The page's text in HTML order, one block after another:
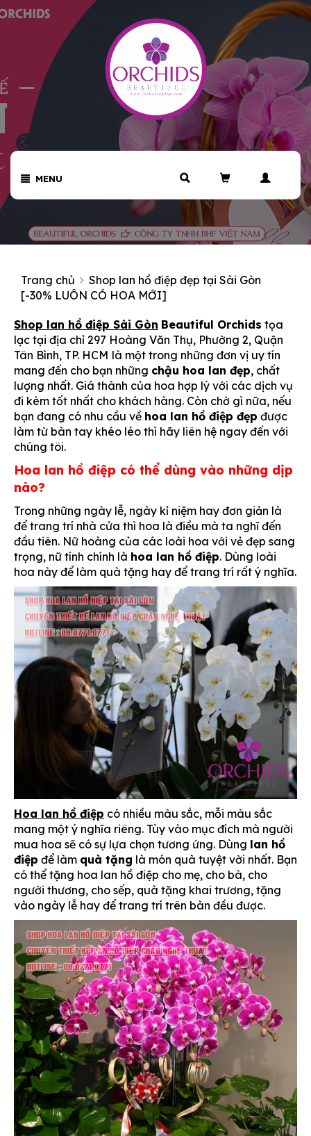
MENU
Trang chủ
Shop lan hồ điệp đẹp tại Sài Gòn
[-30% LUÔN CÓ HOA MỚI]
Shop lan hồ điệp Sài Gòn Beautiful Orchids tọa
lạc tại địa chỉ 297 Hoàng Văn Thụ, Phường 2, Quận
Tân Bình, TP. HCM là một trong những đơn vị uy tín
mang đến cho bạn những chậu hoa lan đẹp, chất
lượng nhất. Giá thành của hoa hợp lý với các dịch vụ
đi kèm tốt nhất cho khách hàng. Còn chờ gì nữa, nếu
bạn đang có nhu cầu về hoa lan hồ điệp đẹp được
làm từ bàn tay khéo léo thì hãy liên hệ ngay đến với
chúng tôi.
Hoa lan hồ điệp có thể dùng vào những dịp
nào?
Trong những ngày lễ, ngày kỉ niệm hay đơn giản là
để trang trí nhà cửa thì hoa là điều mà ta nghĩ đến
đầu tiên. Nữ hoàng của các loài hoa với vẻ đẹp sang
trọng, nữ tính chính là hoa lan hồ điệp. Dùng loài
hoa này để làm quà tặng hay để trang trí rất ý nghĩa.
Hoa lan hồ điệp có nhiều màu sắc, mỗi màu sắc
mang một ý nghĩa riêng. Tùy vào mục đích mà người
mua hoa sẽ có sự lựa chọn tương ứng. Dùng lan hồ
điệp để làm quà tặng là món quà tuyệt vời nhất. Bạn
có thể tặng hoa lan hồ điệp cho mẹ, cho bà, cho
người thương, cho sếp, quà tặng khai trương, tặng
vào ngày lễ hay để trang trí trên bàn đều được.